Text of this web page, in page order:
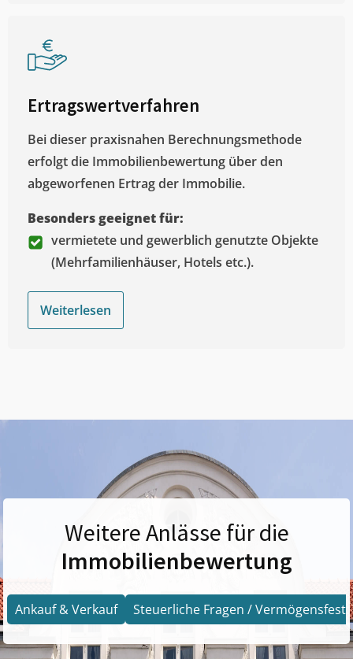
Ertragswertverfahren
Bei dieser praxisnahen Berechnungsmethode
erfolgt die Immobilienbewertung über den
abgeworfenen Ertrag der Immobilie.
Besonders geeignet für:
vermietete und gewerblich genutzte Objekte
(Mehrfamilienhäuser, Hotels etc.).
Weiterlesen
Weitere Anlässe für die
Immobilienbewertung
Ankauf & Verkauf Steuerliche Fragen /